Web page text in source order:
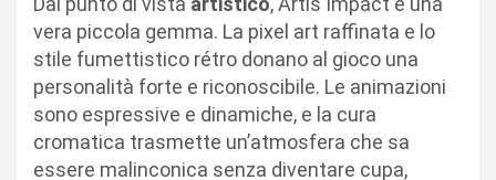
vera piccola gemma. La pixel art raffinata e lo
stile fumettistico rétro donano al gioco una
personalità forte e riconoscibile. Le animazioni
sono espressive e dinamiche, e la cura
cromatica trasmette un’atmosfera che sa
essere malinconica senza diventare cupa,